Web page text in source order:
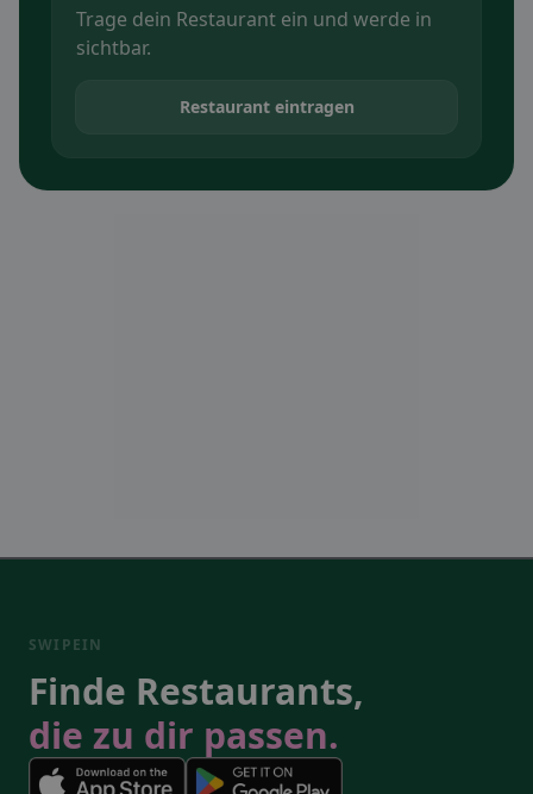
Trage dein Restaurant ein und werde in
sichtbar.
Restaurant eintragen
SWIPEIN
Finde Restaurants,
die zu dir passen.